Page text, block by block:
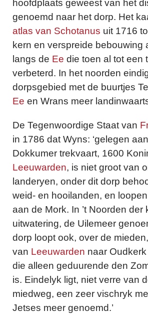
hoofdplaats geweest van het
genoemd naar het dorp. Het
atlas van Schotanus uit 1716
kern en verspreide bebouwing
langs de Ee die toen al tot een
verbeterd. In het noorden
dorpsgebied met de buurtjes
Ee en Wrans meer
De Tegenwoordige Staat van
in 1786 dat Wyns: ‘gelegen
Dokkumer trekvaart, 1600
Leeuwarden, is niet groot van
landeryen, onder dit dorp
weid- en hooilanden, en loopen
aan de Mork. In ’t Noorden der
uitwatering, de Uilemeer
dorp loopt ook, over de
van Leeuwarden naar
die alleen geduurende den
is. Eindelyk ligt, niet verre van
miedweg, een zeer vischryk
Jetses meer genoemd.’